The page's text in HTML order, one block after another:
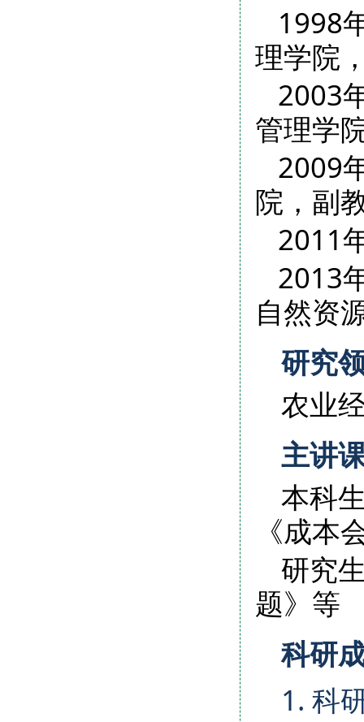
1998
理学院
2003
管理学
2009
院，副
2011
2013
自然资
研究
农业
主讲
本科
《成本
研究
题》等
科研
1. 科